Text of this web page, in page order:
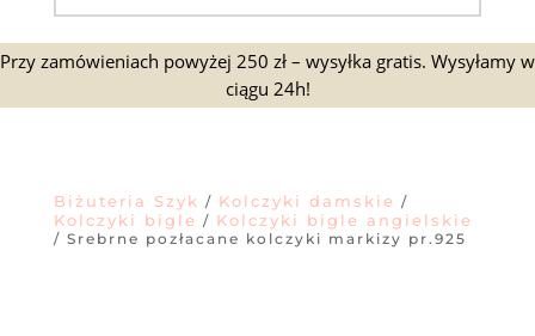
Przy zamówieniach powyżej 250 zł – wysyłka gratis. Wysyłamy w
ciągu 24h!
Biżuteria Szyk / Kolczyki damskie /
Kolczyki bigle / Kolczyki bigle angielskie
/ Srebrne pozłacane kolczyki markizy pr.925